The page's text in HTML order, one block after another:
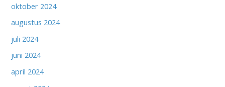
oktober 2024
augustus 2024
juli 2024
juni 2024
april 2024